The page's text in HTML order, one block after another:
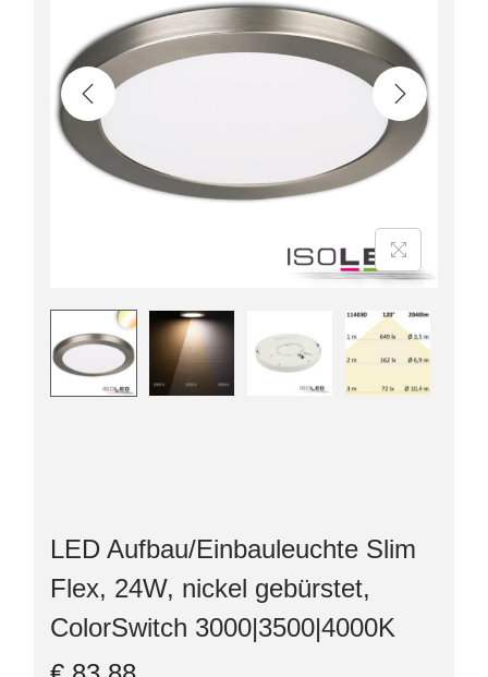
LED Aufbau/Einbauleuchte Slim
Flex, 24W, nickel gebürstet,
ColorSwitch 3000|3500|4000K